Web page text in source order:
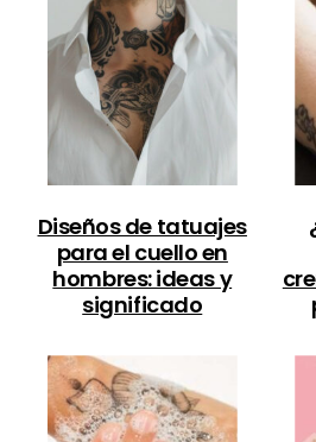
Diseños de tatuajes
para el cuello en
hombres: ideas y
significado